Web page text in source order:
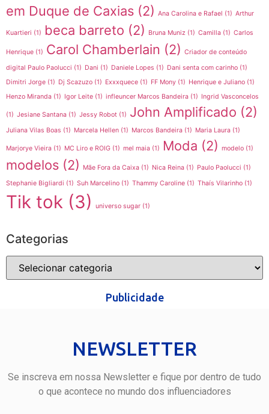
em Duque de Caxias (2) Ana Carolina e Rafael (1) Arthur
Kuartieri (1) beca barreto (2) Bruna Muniz (1) Camilla (1) Carlos
Henrique (1) Carol Chamberlain (2) Criador de conteúdo
digital Paulo Paolucci (1) Dani (1) Daniele Lopes (1) Dani senta com carinho (1)
Dimitri Jorge (1) Dj Scazuzo (1) Exxxquece (1) FF Mony (1) Henrique e Juliano (1)
Henzo Miranda (1) Igor Leite (1) infleuncer Marcos Bandeira (1) Ingrid Vasconcelos
(1) Jesiane Santana (1) Jessy Robot (1) John Amplificado (2)
Juliana Vilas Boas (1) Marcela Hellen (1) Marcos Bandeira (1) Maria Laura (1)
Marjorye Vieira (1) MC Liro e ROIG (1) mel maia (1) Moda (2) modelo (1)
modelos (2) Mãe Fora da Caixa (1) Nica Reina (1) Paulo Paolucci (1)
Stephanie Bigliardi (1) Suh Marcelino (1) Thammy Caroline (1) Thaís Vilarinho (1)
Tik tok (3) universo sugar (1)
Categorias
Publicidade
NEWSLETTER
Se inscreva em nossa Newsletter e fique por dentro de tudo
o que acontece no mundo dos influenciadores